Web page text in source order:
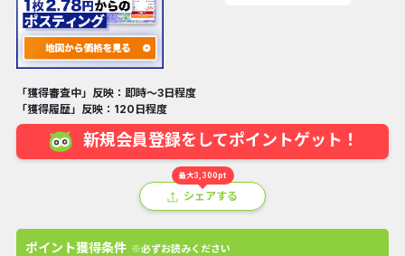
「獲得審査中」反映：即時～3日程度
「獲得履歴」反映：120日程度
新規会員登録をしてポイントゲット！
最大3,300pt
シェアする
ポイント獲得条件 ※必ずお読みください